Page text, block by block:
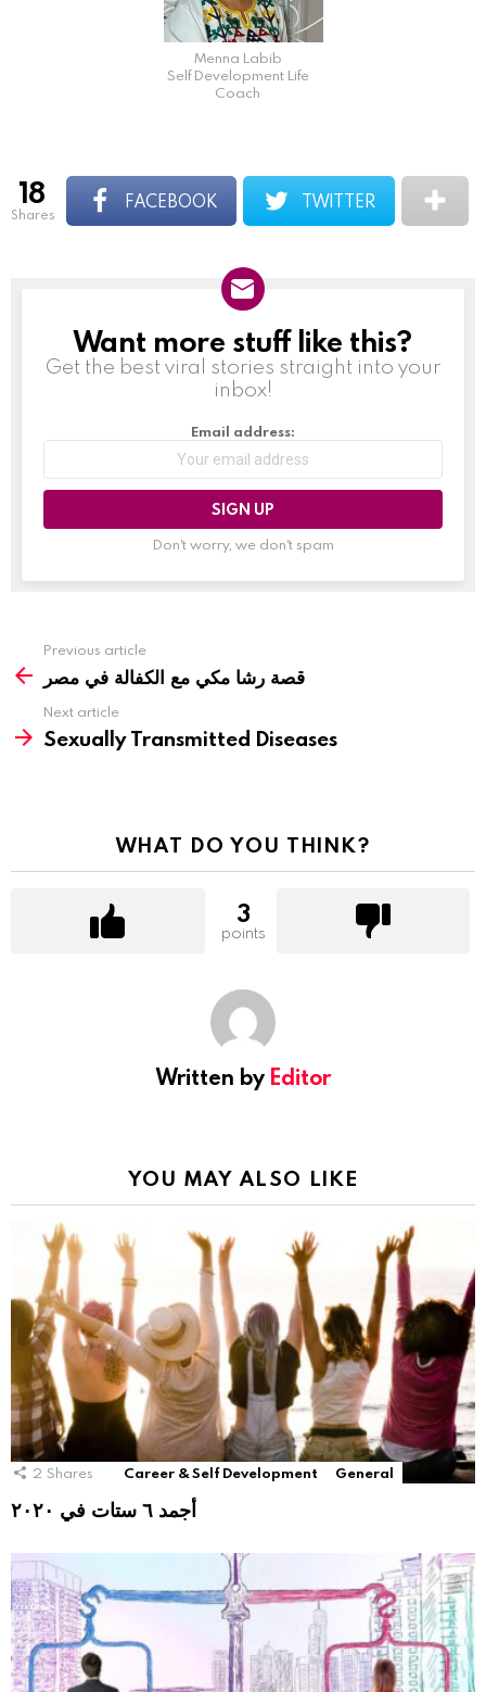
Menna Labib
Self Development Life
Coach
18
shares
FACEBOOK TWITTER
NEWSLETTER
Want more stuff like this?
Get the best viral stories straight into your
inbox!
Email address:
Don't worry, we don't spam
Previous article
قصة رشا مكي مع الكفالة في مصر
Next article
Sexually Transmitted Diseases
WHAT DO YOU THINK?
3
points
Written by Editor
YOU MAY ALSO LIKE
2 Shares Career & Self Development General
أجمد ٦ ستات في ٢٠٢٠